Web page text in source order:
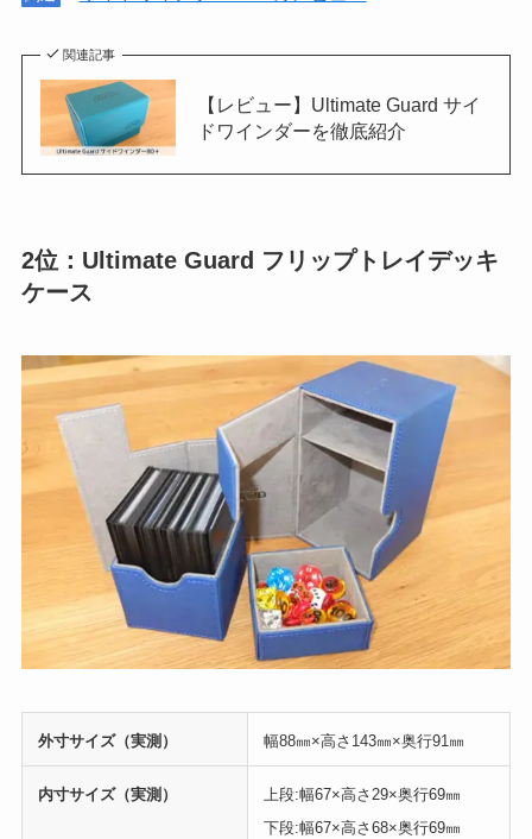
関連記事
【レビュー】Ultimate Guard サイ
ドワインダーを徹底紹介
2位：Ultimate Guard フリップトレイデッキ
ケース
外寸サイズ（実測） 幅88㎜×高さ143㎜×奥行91㎜
内寸サイズ（実測）
上段:幅67×高さ29×奥行69㎜
下段:幅67×高さ68×奥行69㎜